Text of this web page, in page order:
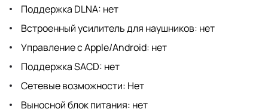
Поддержка DLNA: нет
Встроенный усилитель для наушников: нет
Управление с Apple/Android: нет
Поддержка SACD: нет
Сетевые возможности: Нет
Выносной блок питания: нет